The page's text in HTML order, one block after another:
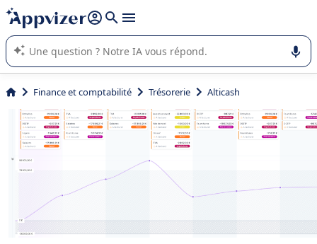
répondre (plusieurs lignes avec
L'IA de Appvizer vous guide dans l'utilisation ou la sélection de
logiciel SaaS en entreprise.
Finance et comptabilité Trésorerie Alticash